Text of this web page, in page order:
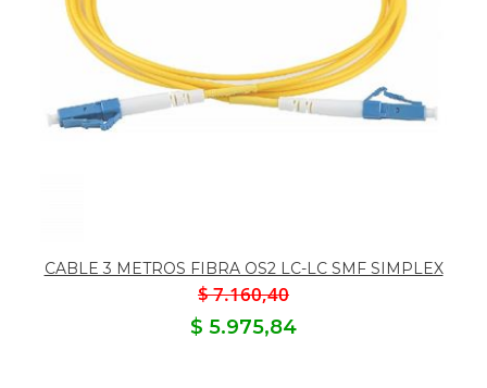
CABLE 3 METROS FIBRA OS2 LC-LC SMF SIMPLEX
$ 7.160,40
$ 5.975,84